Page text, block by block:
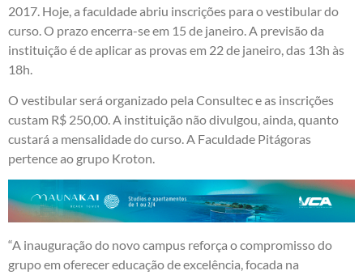
2017. Hoje, a faculdade abriu inscrições para o vestibular do
curso. O prazo encerra-se em 15 de janeiro. A previsão da
instituição é de aplicar as provas em 22 de janeiro, das 13h às
18h.
O vestibular será organizado pela Consultec e as inscrições
custam R$ 250,00. A instituição não divulgou, ainda, quanto
custará a mensalidade do curso. A Faculdade Pitágoras
pertence ao grupo Kroton.
“A inauguração do novo campus reforça o compromisso do
grupo em oferecer educação de excelência, focada na